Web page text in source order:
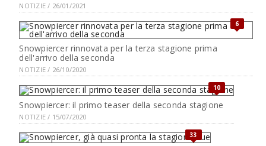
NOTIZIE / 26/01/2021
6
Snowpiercer rinnovata per la terza stagione prima
dell'arrivo della seconda
NOTIZIE / 26/10/2020
10
Snowpiercer: il primo teaser della seconda stagione
NOTIZIE / 15/07/2020
33